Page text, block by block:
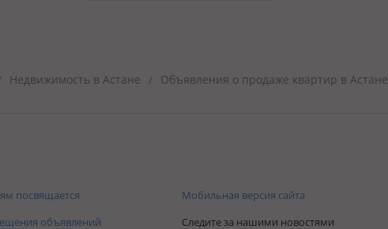
Недвижимость в Астане / Объявления о продаже квартир в Астане
посвящается
объявлений
Мобильная версия сайта
Следите за нашими новостями